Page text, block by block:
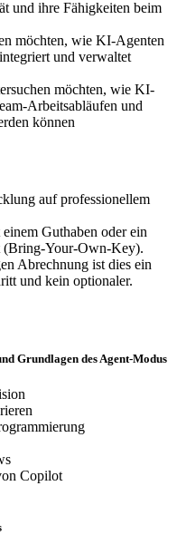
und ihre Fähigkeiten beim
möchten, wie KI-Agenten
und verwaltet
möchten, wie KI-
Arbeitsabläufen und
können
auf professionellem
Guthaben oder ein
Your-Own-Key).
Abrechnung ist dies ein
und kein optionaler.
Grundlagen des Agent-Modus
Copilot